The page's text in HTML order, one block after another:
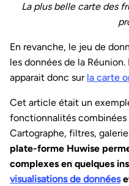
La plus belle carte des
En revanche, le jeu de
les données de la
apparait donc sur la carte
Cet article était un
fonctionnalités combinées
Cartographe, filtres,
plate-forme Huwise
complexes en quelques
visualisations de données